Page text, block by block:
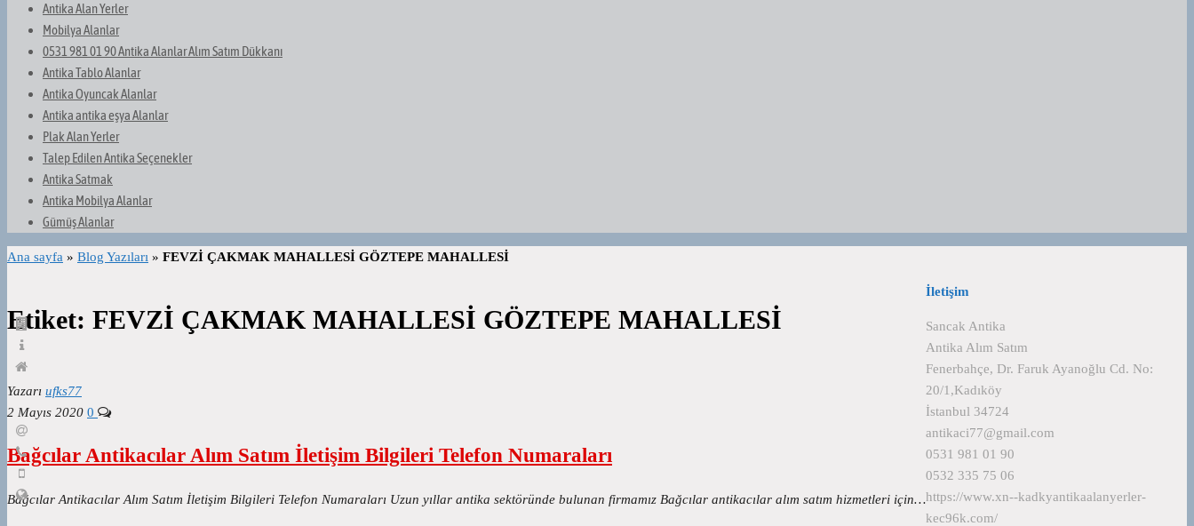
Antika Alan Yerler
Mobilya Alanlar
0531 981 01 90 Antika Alanlar Alım Satım Dükkanı
Antika Tablo Alanlar
Antika Oyuncak Alanlar
Antika antika eşya Alanlar
Plak Alan Yerler
Talep Edilen Antika Seçenekler
Antika Satmak
Antika Mobilya Alanlar
Gümüş Alanlar
Ana sayfa » Blog Yazıları » FEVZİ ÇAKMAK MAHALLESİ GÖZTEPE MAHALLESİ
Etiket: FEVZİ ÇAKMAK MAHALLESİ GÖZTEPE MAHALLESİ
Yazarı ufks77
2 Mayıs 2020 0
Bağcılar Antikacılar Alım Satım İletişim Bilgileri Telefon Numaraları
Bağcılar Antikacılar Alım Satım İletişim Bilgileri Telefon Numaraları Uzun yıllar antika sektöründe bulunan firmamız Bağcılar antikacılar alım satım hizmetleri için…
İletişim
Sancak Antika
Antika Alım Satım
Fenerbahçe, Dr. Faruk Ayanoğlu Cd. No:
20/1,Kadıköy
İstanbul 34724
antikaci77@gmail.com
0531 981 01 90
0532 335 75 06
https://www.xn--kadkyantikaalanyerler-
kec96k.com/